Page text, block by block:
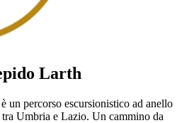
Larth
un percorso escursionistico ad anello
Umbria e Lazio. Un cammino da